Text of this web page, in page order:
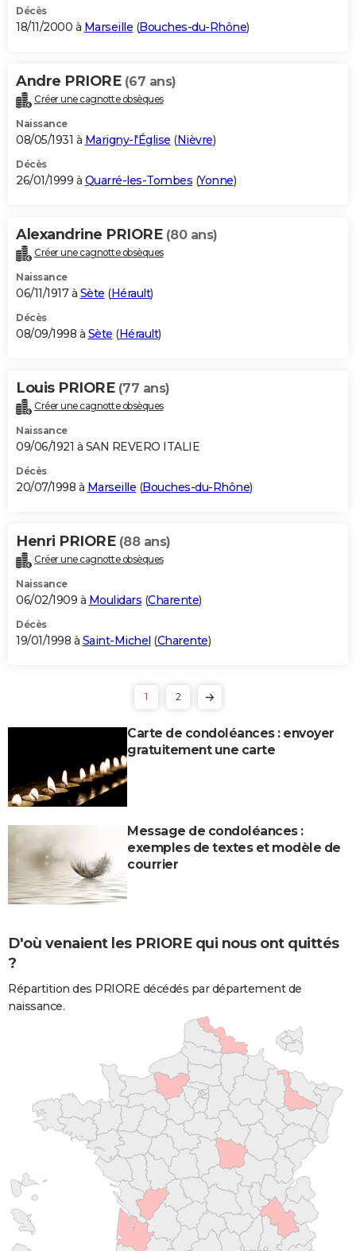
Décès
18/11/2000 à Marseille (Bouches-du-Rhône)
Andre PRIORE (67 ans)
Créer une cagnotte obsèques
Naissance
08/05/1931 à Marigny-l'Église (Nièvre)
Décès
26/01/1999 à Quarré-les-Tombes (Yonne)
Alexandrine PRIORE (80 ans)
Créer une cagnotte obsèques
Naissance
06/11/1917 à Sète (Hérault)
Décès
08/09/1998 à Sète (Hérault)
Louis PRIORE (77 ans)
Créer une cagnotte obsèques
Naissance
09/06/1921 à SAN REVERO ITALIE
Décès
20/07/1998 à Marseille (Bouches-du-Rhône)
Henri PRIORE (88 ans)
Créer une cagnotte obsèques
Naissance
06/02/1909 à Moulidars (Charente)
Décès
19/01/1998 à Saint-Michel (Charente)
1 2
Carte de condoléances : envoyer
gratuitement une carte
Message de condoléances :
exemples de textes et modèle de
courrier
D'où venaient les PRIORE qui nous ont quittés
?
Répartition des PRIORE décédés par département de
naissance.